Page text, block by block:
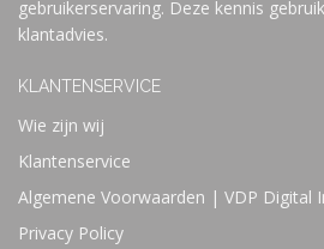
gebruikerservaring. Deze kennis
klantadvies.
KLANTENSERVICE
Wie zijn wij
Klantenservice
Algemene Voorwaarden | VDP Digital
Privacy Policy